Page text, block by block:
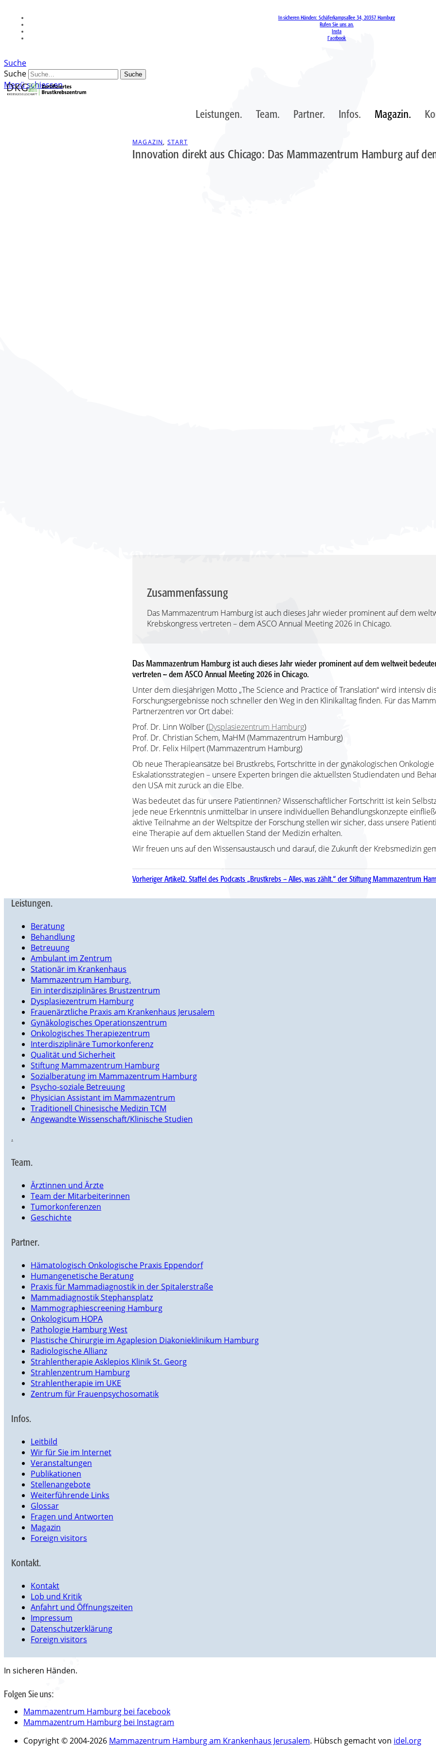
In sicheren Händen: Schäferkampsallee 34, 20357 Hamburg
Rufen Sie uns an.
Insta
Facebook
Suche
Suche
Menü schiessen
Leistungen. Team. Partner. Infos. Magazin.
MAGAZIN, START
Innovation direkt aus Chicago: Das Mammazentrum Hamburg auf
Zusammenfassung
Das Mammazentrum Hamburg ist auch dieses Jahr wieder prominent auf dem
Krebskongress vertreten – dem ASCO Annual Meeting 2026 in Chicago.
Das Mammazentrum Hamburg ist auch dieses Jahr wieder prominent auf dem weltweit
vertreten – dem ASCO Annual Meeting 2026 in Chicago.
Unter dem diesjährigen Motto „The Science and Practice of Translation“ wird intensiv
Forschungsergebnisse noch schneller den Weg in den Klinikalltag finden. Für das
Partnerzentren vor Ort dabei:
Prof. Dr. Linn Wölber (Dysplasiezentrum Hamburg)
Prof. Dr. Christian Schem, MaHM (Mammazentrum Hamburg)
Prof. Dr. Felix Hilpert (Mammazentrum Hamburg)
Ob neue Therapieansätze bei Brustkrebs, Fortschritte in der gynäkologischen
Eskalationsstrategien – unsere Experten bringen die aktuellsten Studiendaten und
den USA mit zurück an die Elbe.
Was bedeutet das für unsere Patientinnen? Wissenschaftlicher Fortschritt ist kein
jede neue Erkenntnis unmittelbar in unsere individuellen Behandlungskonzepte
aktive Teilnahme an der Weltspitze der Forschung stellen wir sicher, dass unsere
eine Therapie auf dem aktuellen Stand der Medizin erhalten.
Wir freuen uns auf den Wissensaustausch und darauf, die Zukunft der Krebsmedizin
Vorheriger Artikel2. Staffel des Podcasts „Brustkrebs – Alles, was zählt.“ der Stiftung Mammazentrum
Leistungen.
Beratung
Behandlung
Betreuung
Ambulant im Zentrum
Stationär im Krankenhaus
Mammazentrum Hamburg.
Ein interdisziplinäres Brustzentrum
Dysplasiezentrum Hamburg
Frauenärztliche Praxis am Krankenhaus Jerusalem
Gynäkologisches Operationszentrum
Onkologisches Therapiezentrum
Interdisziplinäre Tumorkonferenz
Qualität und Sicherheit
Stiftung Mammazentrum Hamburg
Sozialberatung im Mammazentrum Hamburg
Psycho-soziale Betreuung
Physician Assistant im Mammazentrum
Traditionell Chinesische Medizin TCM
Angewandte Wissenschaft/Klinische Studien
.
Team.
Ärztinnen und Ärzte
Team der Mitarbeiterinnen
Tumorkonferenzen
Geschichte
Partner.
Hämatologisch Onkologische Praxis Eppendorf
Humangenetische Beratung
Praxis für Mammadiagnostik in der Spitalerstraße
Mammadiagnostik Stephansplatz
Mammographiescreening Hamburg
Onkologicum HOPA
Pathologie Hamburg West
Plastische Chirurgie im Agaplesion Diakonieklinikum Hamburg
Radiologische Allianz
Strahlentherapie Asklepios Klinik St. Georg
Strahlenzentrum Hamburg
Strahlentherapie im UKE
Zentrum für Frauenpsychosomatik
Infos.
Leitbild
Wir für Sie im Internet
Veranstaltungen
Publikationen
Stellenangebote
Weiterführende Links
Glossar
Fragen und Antworten
Magazin
Foreign visitors
Kontakt.
Kontakt
Lob und Kritik
Anfahrt und Öffnungszeiten
Impressum
Datenschutzerklärung
Foreign visitors
In sicheren Händen.
Folgen Sie uns:
Mammazentrum Hamburg bei facebook
Mammazentrum Hamburg bei Instagram
Copyright © 2004-2026 Mammazentrum Hamburg am Krankenhaus Jerusalem. Hübsch gemacht von idel.org